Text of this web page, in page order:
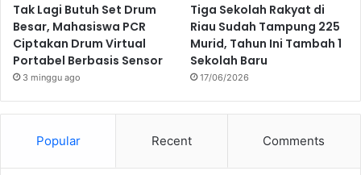
Tak Lagi Butuh Set Drum
Besar, Mahasiswa PCR
Ciptakan Drum Virtual
Portabel Berbasis Sensor
3 minggu ago
Tiga Sekolah Rakyat di
Riau Sudah Tampung 225
Murid, Tahun Ini Tambah 1
Sekolah Baru
17/06/2026
Popular Recent Comments